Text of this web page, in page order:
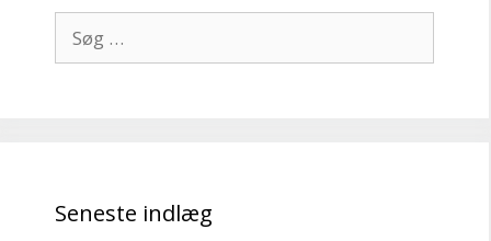
efter:
Seneste indlæg